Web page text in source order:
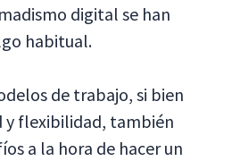
digital se han
habitual.
de trabajo, si bien
flexibilidad, también
a la hora de hacer un